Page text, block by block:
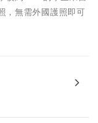
，無需外國護照即可